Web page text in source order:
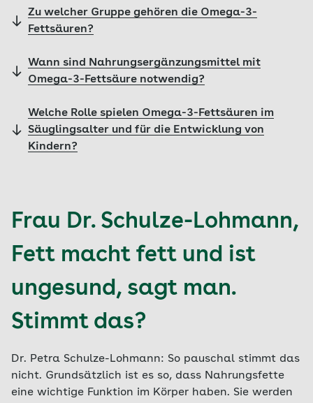
Zu welcher Gruppe gehören die Omega-3-
Fettsäuren?
Wann sind Nahrungsergänzungsmittel mit
Omega-3-Fettsäure notwendig?
Welche Rolle spielen Omega-3-Fettsäuren im
Säuglingsalter und für die Entwicklung von
Kindern?
Frau Dr. Schulze-Lohmann,
Fett macht fett und ist
ungesund, sagt man.
Stimmt das?
Dr. Petra Schulze-Lohmann: So pauschal stimmt das
nicht. Grundsätzlich ist es so, dass Nahrungsfette
eine wichtige Funktion im Körper haben. Sie werden